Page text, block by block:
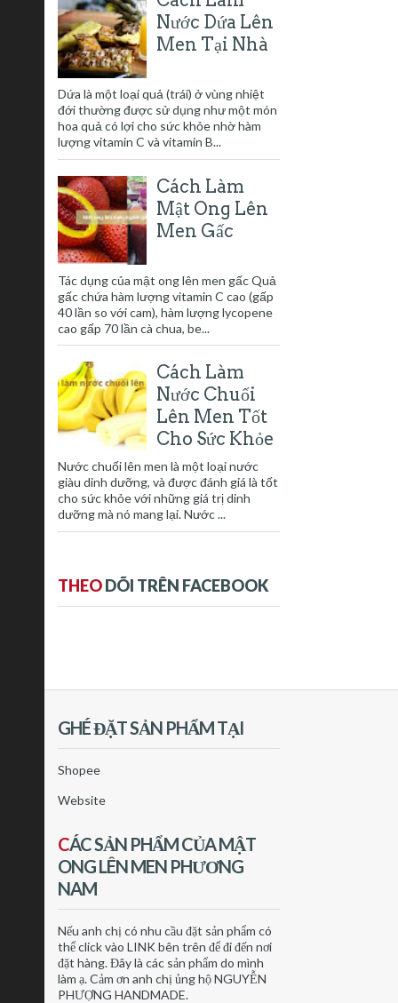
Nước Dứa Lên
Men Tại Nhà
Dứa là một loại quả (trái) ở vùng nhiệt
đới thường được sử dụng như một món
hoa quả có lợi cho sức khỏe nhờ hàm
lượng vitamin C và vitamin B...
Cách Làm
Mật Ong Lên
Men Gấc
Tác dụng của mật ong lên men gấc Quả
gấc chứa hàm lượng vitamin C cao (gấp
40 lần so với cam), hàm lượng lycopene
cao gấp 70 lần cà chua, be...
Cách Làm
Nước Chuối
Lên Men Tốt
Cho Sức Khỏe
Nước chuối lên men là một loại nước
giàu dinh dưỡng, và được đánh giá là tốt
cho sức khỏe với những giá trị dinh
dưỡng mà nó mang lại. Nước ...
THEODÕI TRÊN FACEBOOK
GHÉ ĐẶT SẢN PHẨM TẠI
Shopee
Website
CÁC SẢN PHẨM CỦA MẬT
ONG LÊN MEN PHƯƠNG
NAM
Nếu anh chị có nhu cầu đặt sản phẩm có
thể click vào LINK bên trên để đi đến nơi
đặt hàng. Đây là các sản phẩm do mình
làm ạ. Cảm ơn anh chị ủng hộ NGUYỄN
PHƯỢNG HANDMADE.